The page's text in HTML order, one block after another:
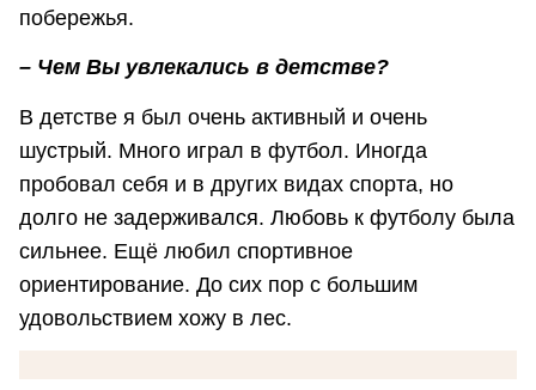
побережья.
– Чем Вы увлекались в детстве?
В детстве я был очень активный и очень
шустрый. Много играл в футбол. Иногда
пробовал себя и в других видах спорта, но
долго не задерживался. Любовь к футболу была
сильнее. Ещё любил спортивное
ориентирование. До сих пор с большим
удовольствием хожу в лес.